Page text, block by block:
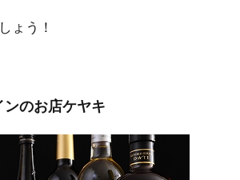
ょう！
ンのお店ケヤキ